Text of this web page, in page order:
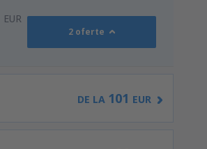
EUR
2 oferte
DE LA 101 EUR